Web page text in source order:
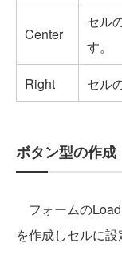
Center
セル
す。
Right
セル
ボタン型の作成
フォームの
を作成しセルに設